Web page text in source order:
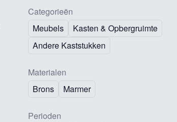
Categorieën
Meubels
Kasten & Opbergruimte
Andere Kaststukken
Materialen
Brons
Marmer
Perioden